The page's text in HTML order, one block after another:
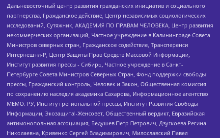
Дальневосточный центр развития гражданских инициатив и социального
партнерства, Гражданское действие, Центр независимых социологических
исследований, Сутяжник, АКАДЕМИЯ ПО ПРАВАМ ЧЕЛОВЕКА, Центр развития
некоммерческих организаций, Частное учреждение в Калининграде Совета
Министров северных стран, Гражданское содействие, Трансперенси
Интернешнл-Р, Центр Защиты Прав Средств Массовой Информации,
Институт развития прессы - Сибирь, Частное учреждение в Санкт-
Петербурге Совета Министров Северных Стран, Фонд поддержки свободы
прессы, Гражданский контроль, Человек и Закон, Общественная комиссия
по сохранению наследия академика Сахарова, Информационное агентство
МЕМО. РУ, Институт региональной прессы, Институт Развития Свободы
Информации, Экозащита!-Женсовет, Общественный вердикт, Евразийская
антимонопольная ассоциация, Бедушев Петр Петрович, Дзугкоева Регина
Николаевна, Кривенко Сергей Владимирович, Милославский Павел